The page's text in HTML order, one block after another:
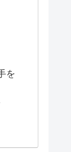
を